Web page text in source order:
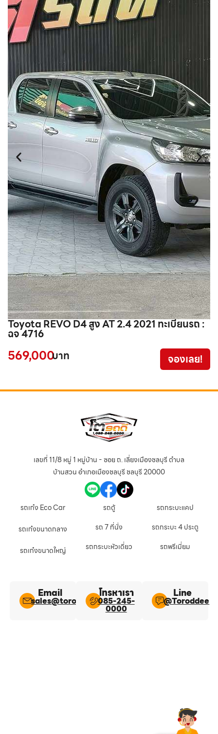
Toyota REVO D4 สูง AT 2.4 2021 ทะเบียนรถ :
ฉจ 4716
569,000บาท จองเลย!
เลขที่ 11/8 หมู่ 1 หมู่บ้าน - ซอย ถ. เลี่ยงเมืองชลบุรี ตำบล
บ้านสวน อำเภอเมืองชลบุรี ชลบุรี 20000
รถเก๋ง Eco Car
รถเก๋งขนาดกลาง
รถเก๋งขนาดใหญ่
รถตู้
รถ 7 ที่นั่ง
รถกระบะหัวเดี่ยว
รถกระบะแคป
รถกระบะ 4 ประตู
รถพรีเมี่ยม
Email
sales@toroddee.com
โทรหาเรา
085-245-
0000
Line​
@Toroddee​